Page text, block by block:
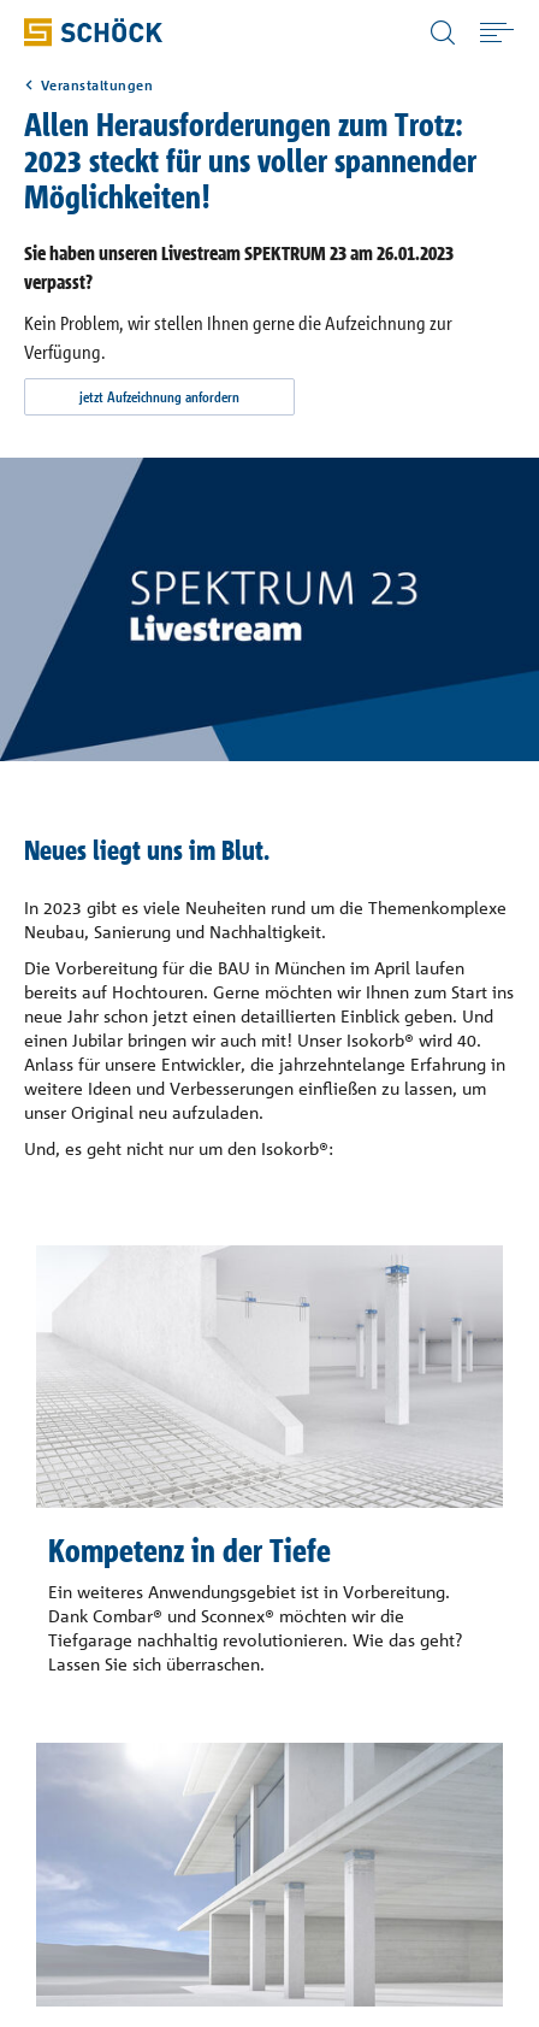
Anwendungen
Produkte
Digitale Lösungen
Downloads
Referenzen
Unternehmen
Kontakt
Germany (DE) Deutsch
Veranstaltungen
Allen Herausforderungen zum Trotz:
2023 steckt für uns voller spannender
Möglichkeiten!
Sie haben unseren Livestream SPEKTRUM 23 am 26.01.2023
verpasst?
Kein Problem, wir stellen Ihnen gerne die Aufzeichnung zur
Verfügung.
jetzt Aufzeichnung anfordern
Neues liegt uns im Blut.
In 2023 gibt es viele Neuheiten rund um die Themenkomplexe
Neubau, Sanierung und Nachhaltigkeit.
Die Vorbereitung für die BAU in München im April laufen
bereits auf Hochtouren. Gerne möchten wir Ihnen zum Start ins
neue Jahr schon jetzt einen detaillierten Einblick geben. Und
einen Jubilar bringen wir auch mit! Unser Isokorb® wird 40.
Anlass für unsere Entwickler, die jahrzehntelange Erfahrung in
weitere Ideen und Verbesserungen einfließen zu lassen, um
unser Original neu aufzuladen.
Und, es geht nicht nur um den Isokorb®:
Kompetenz in der Tiefe
Ein weiteres Anwendungsgebiet ist in Vorbereitung.
Dank Combar® und Sconnex® möchten wir die
Tiefgarage nachhaltig revolutionieren. Wie das geht?
Lassen Sie sich überraschen.